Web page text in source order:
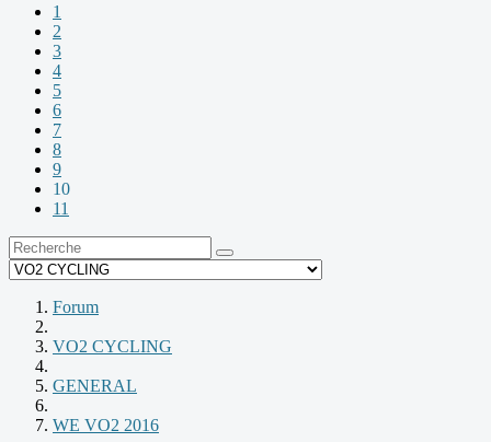
1
2
3
4
5
6
7
8
9
10
11
Forum
VO2 CYCLING
GENERAL
WE VO2 2016